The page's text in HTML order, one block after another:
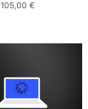
105,00 €